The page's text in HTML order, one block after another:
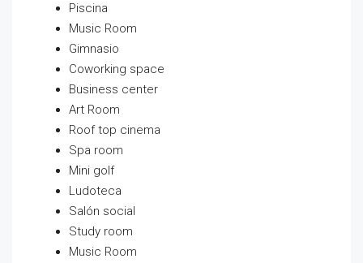
Piscina
Music Room
Gimnasio
Coworking space
Business center
Art Room
Roof top cinema
Spa room
Mini golf
Ludoteca
Salón social
Study room
Music Room